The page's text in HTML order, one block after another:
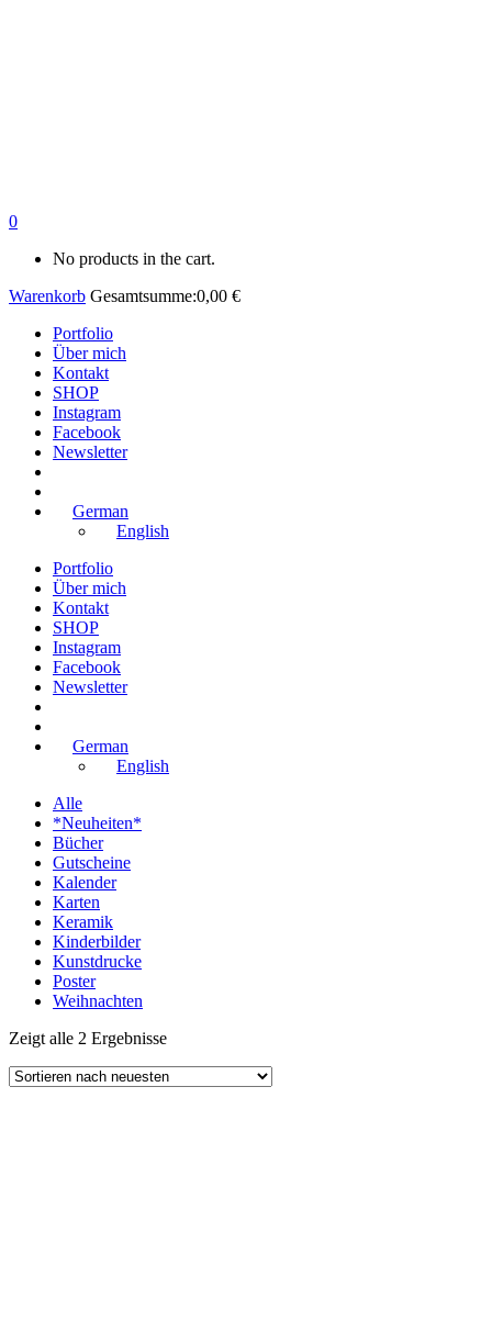
0
No products in the cart.
Warenkorb Gesamtsumme:0,00 €
Portfolio
Über mich
Kontakt
SHOP
Instagram
Facebook
Newsletter
German
English
Portfolio
Über mich
Kontakt
SHOP
Instagram
Facebook
Newsletter
German
English
Alle
*Neuheiten*
Bücher
Gutscheine
Kalender
Karten
Keramik
Kinderbilder
Kunstdrucke
Poster
Weihnachten
Zeigt alle 2 Ergebnisse